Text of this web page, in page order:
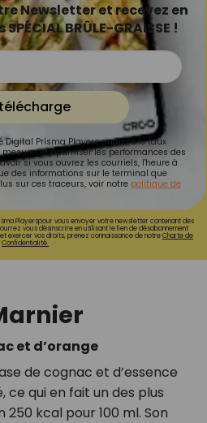
Newsletter et recevez en
BRÛLE-GRAISSE !
Digital Prisma Players analyse le taux
et optimiser les performances des
si vous ouvrez les courriels, l'heure à
des informations sur le terminal que
sur ces traceurs, voir notre politique de
Playerspour vous envoyer votre newsletter contenant des
vous désinscrire en utilisant le lien de désabonnement
exercer vos droits, prenez connaissance de notreCharte de
Confidentialité.
et d’orange
de cognac et d’essence
ce qui en fait un des plus
kcal pour 100 ml. Son